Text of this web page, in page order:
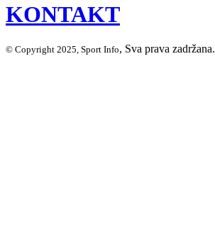
KONTAKT
© Copyright 2025, Sport Info, Sva prava zadržana.